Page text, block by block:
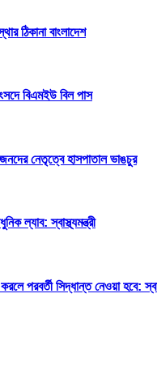
ঠিকানা বাংলাদেশ
বিএমইউ বিল পাস
নেতৃত্বে হাসপাতাল ভাঙচুর
ল্যাব: স্বাস্থ্যমন্ত্রী
পরবর্তী সিদ্ধান্ত নেওয়া হবে: